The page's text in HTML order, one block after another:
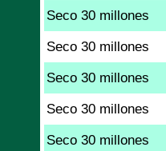
Seco 30 millones
Seco 30 millones
Seco 30 millones
Seco 30 millones
Seco 30 millones